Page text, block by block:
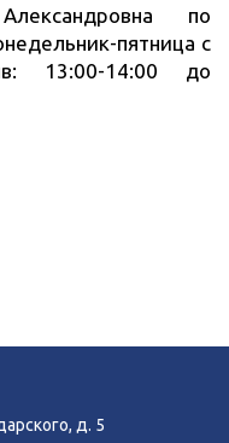
по
пятница с
13:00-14:00 до
д. 5